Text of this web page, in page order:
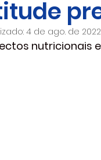
4 de ago. de 2022
nutricionais